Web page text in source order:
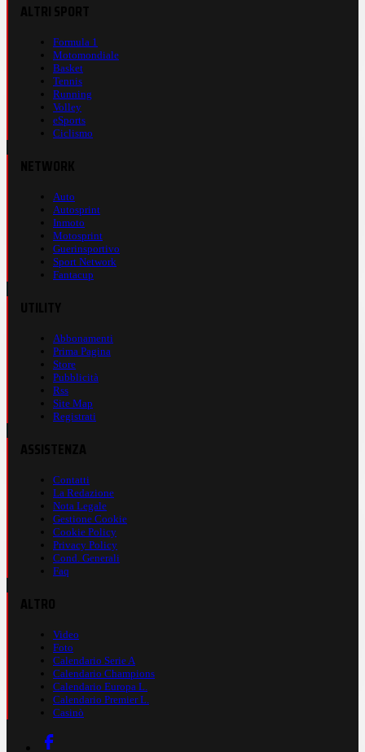
Formula 1
Motomondiale
Basket
Tennis
Running
Volley
eSports
Ciclismo
Auto
Autosprint
Inmoto
Motosprint
Guerinsportivo
Sport Network
Fantacup
Abbonamenti
Prima Pagina
Store
Pubblicità
Rss
Site Map
Registrati
Contatti
La Redazione
Nota Legale
Gestione Cookie
Cookie Policy
Privacy Policy
Cond. Generali
Faq
Video
Foto
Calendario Serie A
Calendario Champions
Calendario Europa L.
Calendario Premier L.
Casinò